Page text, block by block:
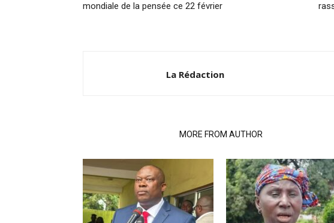
mondiale de la pensée ce 22 février
La Rédaction
MORE FROM AUTHOR